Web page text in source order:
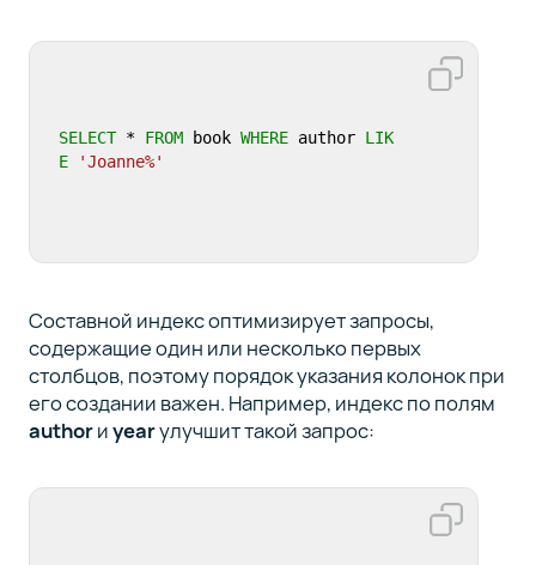
SELECT * FROM book WHERE author LIK
E
'Joanne%'
Составной индекс оптимизирует запросы,
содержащие один или несколько первых
столбцов, поэтому порядок указания колонок при
его создании важен. Например, индекс по полям
authorиyearулучшит такой запрос: